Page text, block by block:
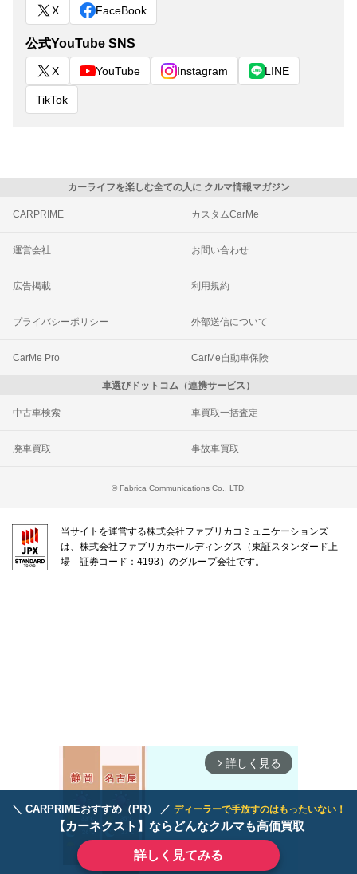
＼ CARPRIMEおすすめ（PR） ／ ディーラーで手放すのはもったいない！
【カーネクスト】ならどんなクルマも高価買取
詳しく見てみる
X FaceBook
公式YouTube SNS
X YouTube Instagram LINE
TikTok
カーライフを楽しむ全ての人に クルマ情報マガジン
CARPRIME カスタムCarMe
運営会社 お問い合わせ
広告掲載 利用規約
プライバシーポリシー 外部送信について
CarMe Pro CarMe自動車保険
車選びドットコム（連携サービス）
中古車検索 車買取一括査定
廃車買取 事故車買取
© Fabrica Communications Co., LTD.
当サイトを運営する株式会社ファブリカコミュニケーションズ
は、株式会社ファブリカホールディングス（東証スタンダード上
場 証券コード：4193）のグループ会社です。
arrow_forward_ios 詳しく見る